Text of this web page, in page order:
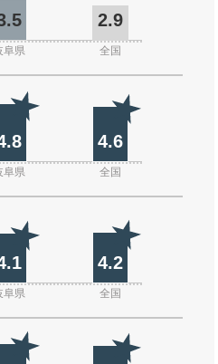
2.9
阜県 全国
4.6
阜県 全国
4.2
阜県 全国